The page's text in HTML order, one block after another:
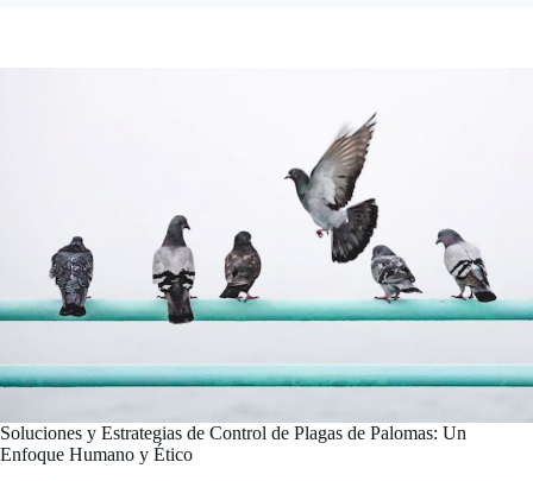
Soluciones y Estrategias de Control de Plagas de Palomas: Un
Enfoque Humano y Ético